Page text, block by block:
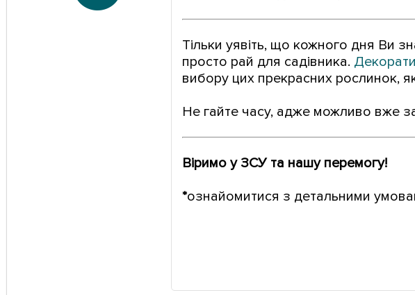
Тільки уявіть, що кожного дня Ви
просто рай для садівника.
вибору цих прекрасних рослинок,
Не гайте часу, адже можливо вже
Віримо у ЗСУ та нашу перемогу!
*ознайомитися з детальними